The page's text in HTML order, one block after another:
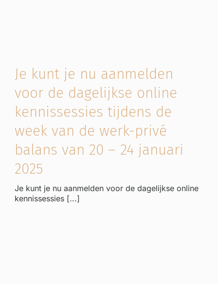
Je kunt je nu aanmelden
voor de dagelijkse online
kennissessies tijdens de
week van de werk-privé
balans van 20 – 24 januari
2025
Je kunt je nu aanmelden voor de dagelijkse online
kennissessies [...]